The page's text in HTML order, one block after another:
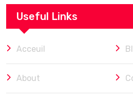
Useful Links
Acceuil
About